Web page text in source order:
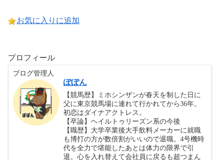
お気に入りに追加
プロフィール
ブログ管理人
ぽぽん
【競馬歴】ミホシンザンが春天を制した日に
父に東京競馬場に連れて行かれてから36年。
初恋はダイナアクトレス。
【卒論】ヘイルトゥリーズン系の今後
【職歴】大学卒業後大手飲料メーカーに就職
も博打の方が数倍割がいいので退職。4号機時
代を全力で堪能したあとは体力の限界で引
退。心を入れ替えて会社員に戻るも超つまん